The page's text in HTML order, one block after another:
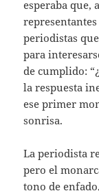
esperaba que,
periodistas
para
de cumplido:
la respuesta
ese primer
sonrisa.
La periodista
pero el
tono de